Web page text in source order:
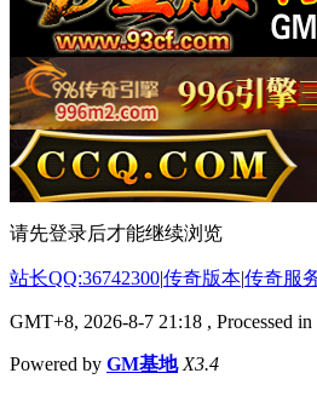
请先登录后才能继续浏览
站长QQ:36742300|传奇版本|传奇服
GMT+8, 2026-8-7 21:18 , Processed
Powered by GM基地 X3.4